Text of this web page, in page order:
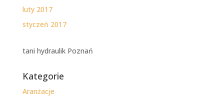
luty 2017
styczeń 2017
tani hydraulik Poznań
Kategorie
Aranżacje